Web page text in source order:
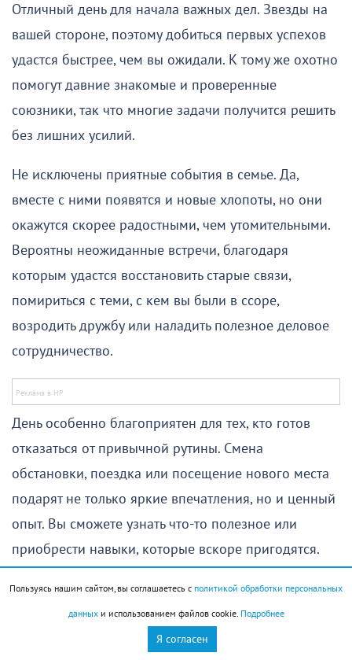
Отличный день для начала важных дел. Звезды на
вашей стороне, поэтому добиться первых успехов
удастся быстрее, чем вы ожидали. К тому же охотно
помогут давние знакомые и проверенные
союзники, так что многие задачи получится решить
без лишних усилий.
Не исключены приятные события в семье. Да,
вместе с ними появятся и новые хлопоты, но они
окажутся скорее радостными, чем утомительными.
Вероятны неожиданные встречи, благодаря
которым удастся восстановить старые связи,
помириться с теми, с кем вы были в ссоре,
возродить дружбу или наладить полезное деловое
сотрудничество.
День особенно благоприятен для тех, кто готов
отказаться от привычной рутины. Смена
обстановки, поездка или посещение нового места
подарят не только яркие впечатления, но и ценный
опыт. Вы сможете узнать что-то полезное или
приобрести навыки, которые вскоре пригодятся.
Во второй половине дня наступит особенно
удачное время для решения серьезных
практических и финансовых вопросов. Если вы
Пользуясь нашим сайтом, вы соглашаетесь с политикой обработки персональных
данныхи использованием файлов cookie. Подробнее
Я согласен